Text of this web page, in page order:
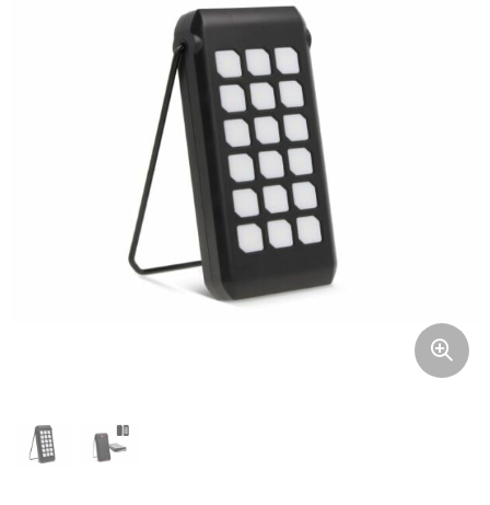
Outdoor en vrije tijd
Gereedschap en veiligheid
Snoepgoed
Gadgets